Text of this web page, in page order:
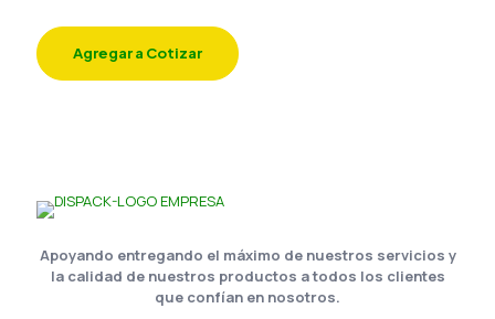
Agregar a Cotizar
Apoyando entregando el máximo de nuestros servicios y
la calidad de nuestros productos a todos los clientes
que confían en nosotros.